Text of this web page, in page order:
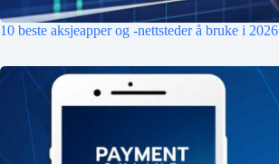
10 beste aksjeapper og -nettsteder å bruke i 2026